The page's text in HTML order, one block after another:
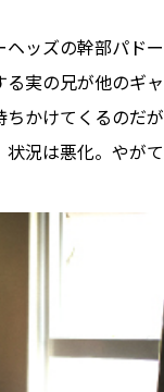
ッズの幹部パド
実の兄が他のギ
かけてくるのだ
況は悪化。やが